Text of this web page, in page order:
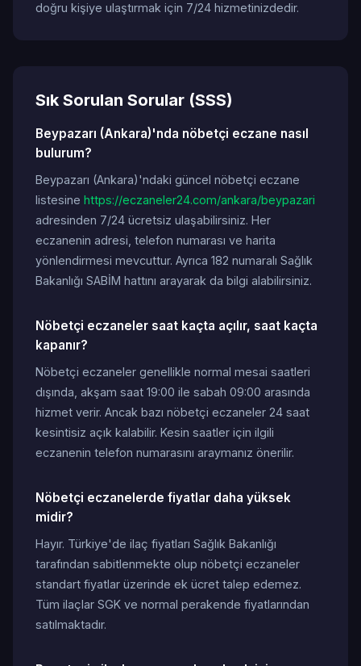
doğru kişiye ulaştırmak için 7/24 hizmetinizdedir.
Sık Sorulan Sorular (SSS)
Beypazarı (Ankara)'nda nöbetçi eczane nasıl
bulurum?
Beypazarı (Ankara)'ndaki güncel nöbetçi eczane
listesine https://eczaneler24.com/ankara/beypazari
adresinden 7/24 ücretsiz ulaşabilirsiniz. Her
eczanenin adresi, telefon numarası ve harita
yönlendirmesi mevcuttur. Ayrıca 182 numaralı Sağlık
Bakanlığı SABİM hattını arayarak da bilgi alabilirsiniz.
Nöbetçi eczaneler saat kaçta açılır, saat kaçta
kapanır?
Nöbetçi eczaneler genellikle normal mesai saatleri
dışında, akşam saat 19:00 ile sabah 09:00 arasında
hizmet verir. Ancak bazı nöbetçi eczaneler 24 saat
kesintisiz açık kalabilir. Kesin saatler için ilgili
eczanenin telefon numarasını araymanız önerilir.
Nöbetçi eczanelerde fiyatlar daha yüksek
midir?
Hayır. Türkiye'de ilaç fiyatları Sağlık Bakanlığı
tarafından sabitlenmekte olup nöbetçi eczaneler
standart fiyatlar üzerinde ek ücret talep edemez.
Tüm ilaçlar SGK ve normal perakende fiyatlarından
satılmaktadır.